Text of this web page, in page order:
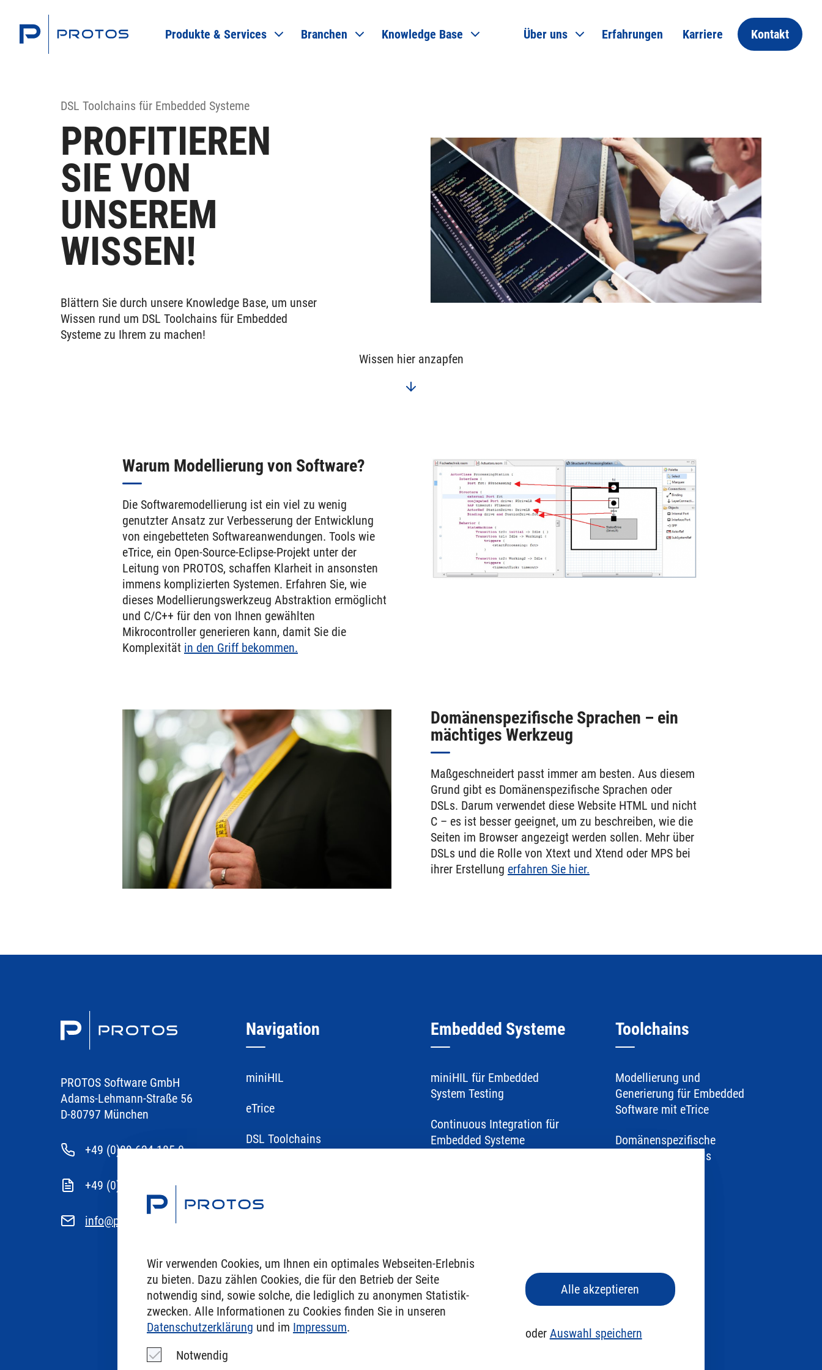
Produkte & Services Branchen Knowledge Base Über uns Erfahrungen Karriere Kontakt
DSL Toolchains für Embedded Systeme
PROFITIEREN
SIE VON
UNSEREM
WISSEN!
Blättern Sie durch unsere Knowledge Base, um unser
Wissen rund um DSL Toolchains für Embedded
Systeme zu Ihrem zu machen!
Wissen hier anzapfen
Warum Modellierung von Software?
Die Softwaremodellierung ist ein viel zu wenig
genutzter Ansatz zur Verbesserung der Entwicklung
von eingebetteten Softwareanwendungen. Tools wie
eTrice, ein Open-Source-Eclipse-Projekt unter der
Leitung von PROTOS, schaffen Klarheit in ansonsten
immens komplizierten Systemen. Erfahren Sie, wie
dieses Modellierungswerkzeug Abstraktion ermöglicht
und C/C++ für den von Ihnen gewählten
Mikrocontroller generieren kann, damit Sie die
Komplexität in den Griff bekommen.
Domänenspezifische Sprachen – ein
mächtiges Werkzeug
Maßgeschneidert passt immer am besten. Aus diesem
Grund gibt es Domänenspezifische Sprachen oder
DSLs. Darum verwendet diese Website HTML und nicht
C – es ist besser geeignet, um zu beschreiben, wie die
Seiten im Browser angezeigt werden sollen. Mehr über
DSLs und die Rolle von Xtext und Xtend oder MPS bei
ihrer Erstellung erfahren Sie hier.
PROTOS Software GmbH
Adams-Lehmann-Straße 56
D-80797 München
+49 (0)89 624 185 0
+49 (0)89 624 185 49
info@protos.de
Navigation
miniHIL
eTrice
DSL Toolchains
Veranstaltungen
Erfahrungen
Über uns
Kontakt
Embedded Systeme
miniHIL für Embedded
System Testing
Continuous Integration für
Embedded Systeme
Toolchains
Modellierung und
Generierung für Embedded
Software mit eTrice
Domänenspezifische
Sprachen und Tools
Wir verwenden Cookies, um Ihnen ein optimales Webseiten-Erlebnis
zu bieten. Dazu zählen Cookies, die für den Betrieb der Seite
notwendig sind, sowie solche, die lediglich zu anonymen Statistik­
zwecken. Alle Informa­tionen zu Cookies finden Sie in unseren
Datenschutz­erklärung und im Impressum.
Notwendig
Alle akzeptieren
oder Auswahl speichern